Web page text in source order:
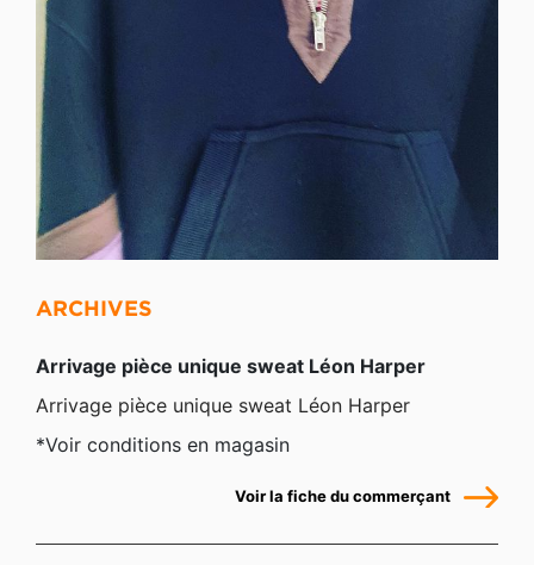
ARCHIVES
Arrivage pièce unique sweat Léon Harper
Arrivage pièce unique sweat Léon Harper
*Voir conditions en magasin
Voir la fiche du commerçant